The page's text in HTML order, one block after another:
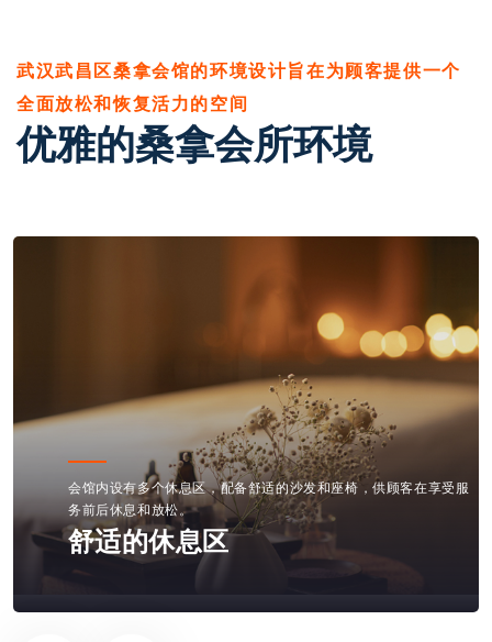
武汉武昌区桑拿会馆的环境设计旨在为顾客提供一个
全面放松和恢复活力的空间
优雅的桑拿会所环境
内部装修融合现代设计元素，使用柔和的色调和温馨的照明，营造
出一种优雅而宁静的氛围。
现代化的装修风格